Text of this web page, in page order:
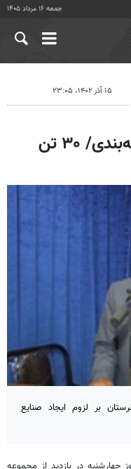
جمعه ۱۶ مرداد ۱۴۰۵
۱۵ آذر ۱۴۰۲، ۲۳:۰۵
حبوبات لرستان نیازمند بسته‌بندی/ ۳۰ تن
بر لزوم ایجاد صنایع
چهارشنبه در بازدید از مجموعه